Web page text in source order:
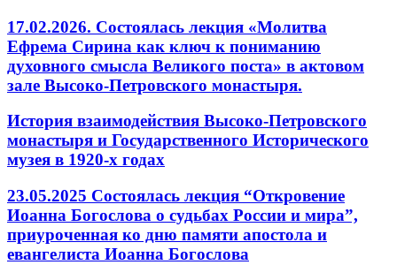
17.02.2026. Состоялась лекция «Молитва
Ефрема Сирина как ключ к пониманию
духовного смысла Великого поста» в актовом
зале Высоко-Петровского монастыря.
История взаимодействия Высоко-Петровского
монастыря и Государственного Исторического
музея в 1920-х годах
23.05.2025 Состоялась лекция “Откровение
Иоанна Богослова о судьбах России и мира”,
приуроченная ко дню памяти апостола и
евангелиста Иоанна Богослова